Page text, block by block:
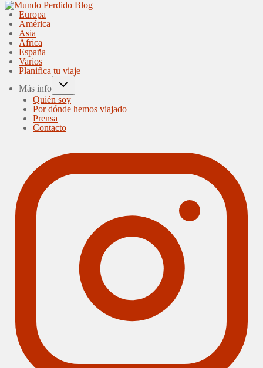
Europa
América
Asia
África
España
Varios
Planifica tu viaje
Más info
Quién soy
Por dónde hemos viajado
Prensa
Contacto